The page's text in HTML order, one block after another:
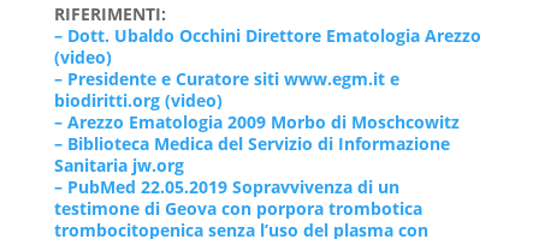
RIFERIMENTI:
– Dott. Ubaldo Occhini Direttore Ematologia Arezzo
(video)
– Presidente e Curatore siti www.egm.it e
biodiritti.org (video)
– Arezzo Ematologia 2009 Morbo di Moschcowitz
– Biblioteca Medica del Servizio di Informazione
Sanitaria jw.org
– PubMed 22.05.2019 Sopravvivenza di un
testimone di Geova con porpora trombotica
trombocitopenica senza l’uso del plasma con